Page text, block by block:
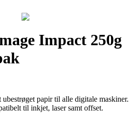
Impact 250g
papir til alle digitale maskiner.
til inkjet, laser samt offset.